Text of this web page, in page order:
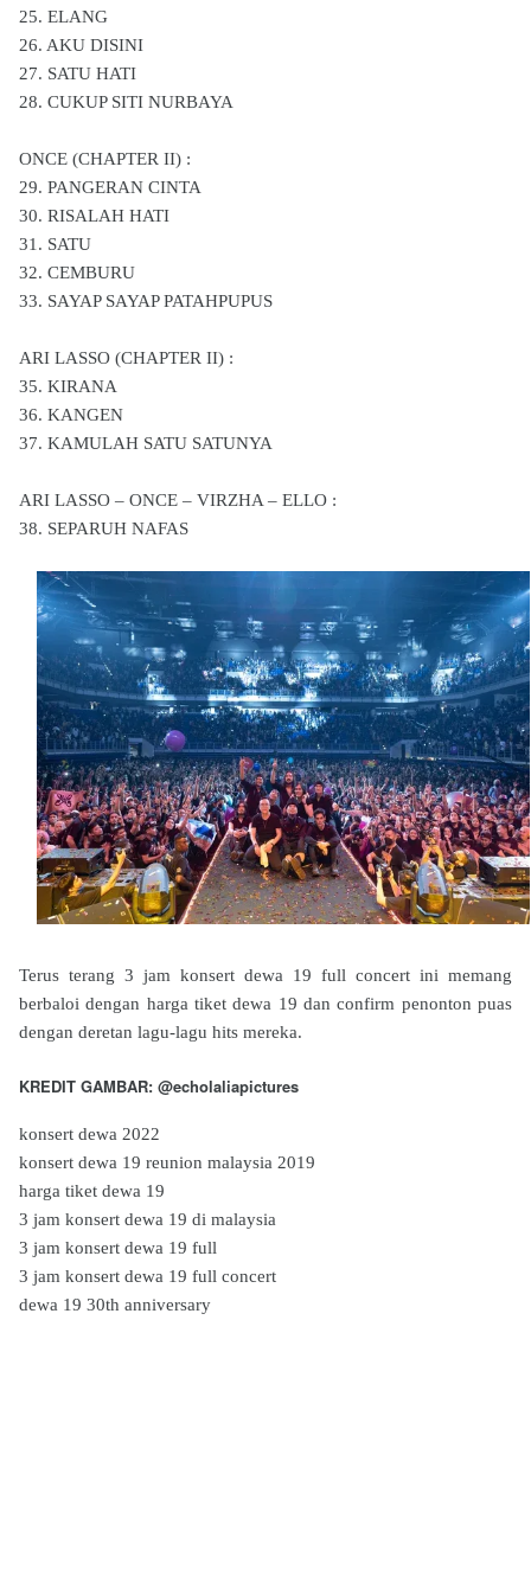
25. ELANG
26. AKU DISINI
27. SATU HATI
28. CUKUP SITI NURBAYA
ONCE (CHAPTER II) :
29. PANGERAN CINTA
30. RISALAH HATI
31. SATU
32. CEMBURU
33. SAYAP SAYAP PATAHPUPUS
ARI LASSO (CHAPTER II) :
35. KIRANA
36. KANGEN
37. KAMULAH SATU SATUNYA
ARI LASSO – ONCE – VIRZHA – ELLO :
38. SEPARUH NAFAS
Terus terang 3 jam konsert dewa 19 full concert ini memang
berbaloi dengan harga tiket dewa 19 dan confirm penonton puas
dengan deretan lagu-lagu hits mereka.
KREDIT GAMBAR: @echolaliapictures
konsert dewa 2022
konsert dewa 19 reunion malaysia 2019
harga tiket dewa 19
3 jam konsert dewa 19 di malaysia
3 jam konsert dewa 19 full
3 jam konsert dewa 19 full concert
dewa 19 30th anniversary